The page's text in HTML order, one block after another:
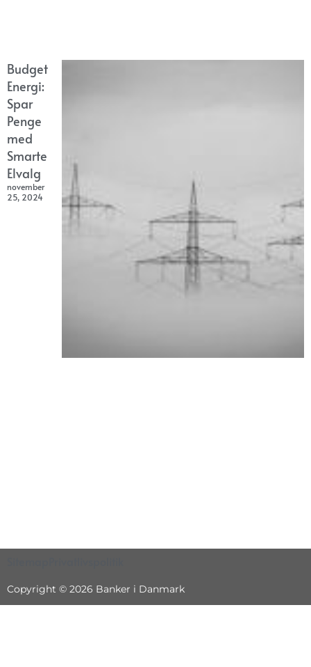
Budget
Energi:
Spar
Penge
med
Smarte
Elvalg
november
25, 2024
Copyright © 2026 Banker i Danmark